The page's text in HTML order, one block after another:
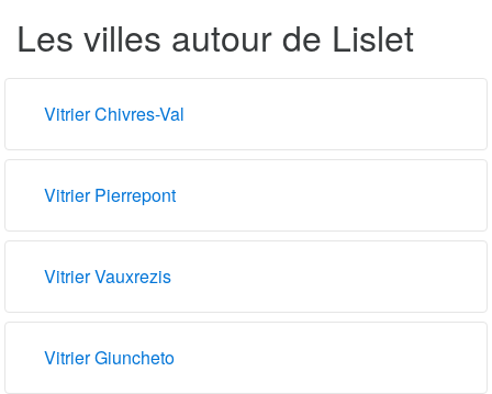
Les villes autour de Lislet
Vitrier Chivres-Val
Vitrier Pierrepont
Vitrier Vauxrezis
Vitrier Giuncheto